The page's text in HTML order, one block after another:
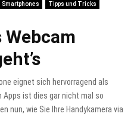
Smartphones
Tipps und Tricks
eignet sich hervorragend als
ist dies gar nicht mal so
nun, wie Sie Ihre Handykamera via